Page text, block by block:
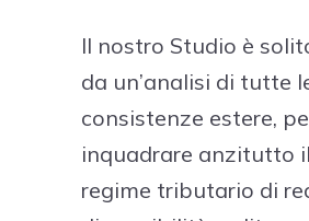
Il nostro Studio è
da un’analisi di tutte
consistenze estere,
inquadrare anzitutto
regime tributario di